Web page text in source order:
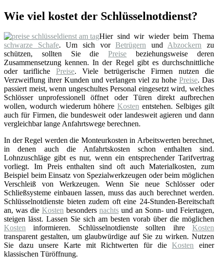
Wie viel kostet der Schlüsselnotdienst?
Hier sind wir wieder beim Thema
schwarze Schafe. Um sich vorBetrügern undAbzockern zu
schützen, sollten Sie diePreise beziehungsweise deren
Zusammensetzung kennen. In der Regel gibt es durchschnittliche
oder tarifliche Preise. Viele betrügerische Firmen nutzen die
Verzweiflung ihrer Kunden und verlangen viel zu hohe Preise. Das
passiert meist, wenn ungeschultes Personal eingesetzt wird, welches
Schlösser unprofessionell öffnet oder Türen direkt aufbrechen
wollen, wodurch wiederum höhere Kosten entstehen. Selbiges gilt
auch für Firmen, die bundesweit oder landesweit agieren und dann
vergleichbar lange Anfahrtswege berechnen.
In der Regel werden die Monteurkosten in Arbeitswerten berechnet,
in denen auch die Anfahrtskosten schon enthalten sind.
Lohnzuschläge gibt es nur, wenn ein entsprechender Tarifvertrag
vorliegt. Im Preis enthalten sind oft auch Materialkosten, zum
Beispiel beim Einsatz von Spezialwerkzeugen oder beim möglichen
Verschleiß von Werkzeugen. Wenn Sie neue Schlösser oder
Schließsysteme einbauen lassen, muss das auch berechnet werden.
Schlüsselnotdienste bieten zudem oft eine 24-Stunden-Bereitschaft
an, was die Kosten besonders nachts und an Sonn- und Feiertagen,
steigen lässt. Lassen Sie sich am besten vorab über die möglichen
Kosten informieren. Schlüsselnotdienste sollten ihre Kosten
transparent gestalten, um glaubwürdige auf Sie zu wirken. Nutzen
Sie dazu unsere Karte mit Richtwerten für dieKosten einer
klassischen Türöffnung.